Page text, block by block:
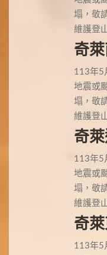
塌，敬
維護登
奇
113年5
地震或
塌，敬
維護登
奇
113年5
地震或
塌，敬
維護登
奇
113年5